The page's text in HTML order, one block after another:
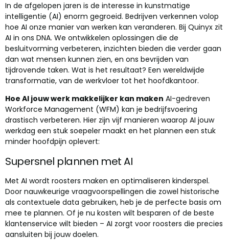
In de afgelopen jaren is de interesse in kunstmatige
intelligentie (AI) enorm gegroeid. Bedrijven verkennen volop
hoe AI onze manier van werken kan veranderen. Bij Quinyx zit
AI in ons DNA. We ontwikkelen oplossingen die de
besluitvorming verbeteren, inzichten bieden die verder gaan
dan wat mensen kunnen zien, en ons bevrijden van
tijdrovende taken. Wat is het resultaat? Een wereldwijde
transformatie, van de werkvloer tot het hoofdkantoor.
Hoe AI jouw werk makkelijker kan maken AI-gedreven
Workforce Management (WFM) kan je bedrijfsvoering
drastisch verbeteren. Hier zijn vijf manieren waarop AI jouw
werkdag een stuk soepeler maakt en het plannen een stuk
minder hoofdpijn oplevert:
Supersnel plannen met AI
Met AI wordt roosters maken en optimaliseren kinderspel.
Door nauwkeurige vraagvoorspellingen die zowel historische
als contextuele data gebruiken, heb je de perfecte basis om
mee te plannen. Of je nu kosten wilt besparen of de beste
klantenservice wilt bieden – AI zorgt voor roosters die precies
aansluiten bij jouw doelen.